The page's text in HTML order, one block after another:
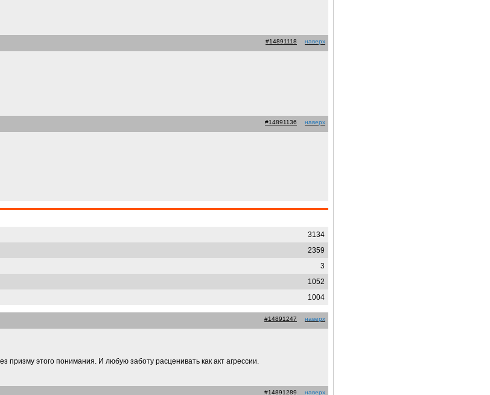
#14891118 наверх
#14891136 наверх
3134
2359
3
1052
1004
#14891247 наверх
призму этого понимания. И любую заботу расценивать как акт агрессии.
#14891289 наверх